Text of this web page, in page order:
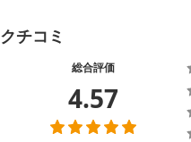
クチコミ
総合評価
4.57